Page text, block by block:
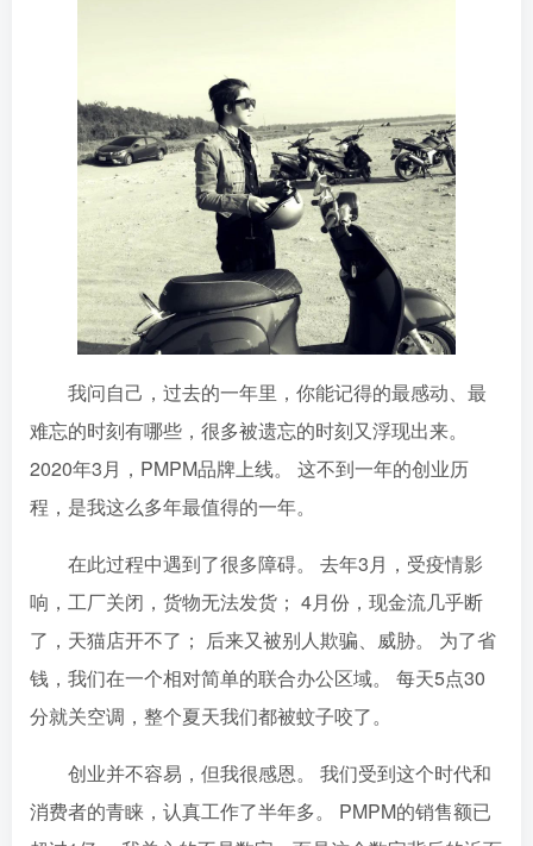
我问自己，过去的一年里，你能记得的最感动、最
难忘的时刻有哪些，很多被遗忘的时刻又浮现出来。
2020年3月，PMPM品牌上线。 这不到一年的创业历
程，是我这么多年最值得的一年。
在此过程中遇到了很多障碍。 去年3月，受疫情影
响，工厂关闭，货物无法发货； 4月份，现金流几乎断
了，天猫店开不了； 后来又被别人欺骗、威胁。 为了省
钱，我们在一个相对简单的联合办公区域。 每天5点30
分就关空调，整个夏天我们都被蚊子咬了。
创业并不容易，但我很感恩。 我们受到这个时代和
消费者的青睐，认真工作了半年多。 PMPM的销售额已